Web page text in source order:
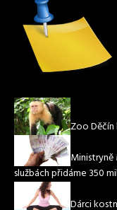
Zoo
službách přidáme 350
Dárci